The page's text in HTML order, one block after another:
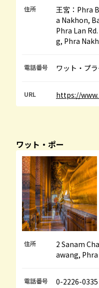
住所
王宮：Phra
a Nakhon,
Phra Lan
g, Phra
電話番号 ワット・プ
URL https://
ワット・ポー
住所
2 Sanam
awang,
電話番号 0-2226-0335